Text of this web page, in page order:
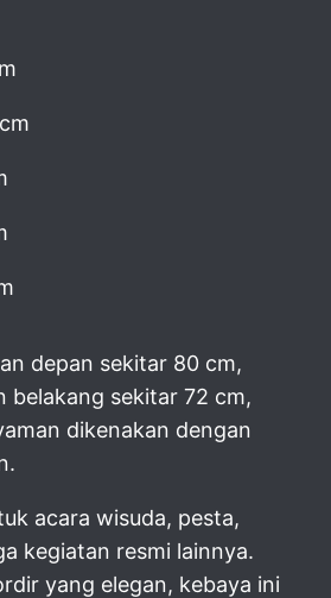
depan sekitar 80 cm,
belakang sekitar 72 cm,
dikenakan dengan
acara wisuda, pesta,
kegiatan resmi lainnya.
yang elegan, kebaya ini